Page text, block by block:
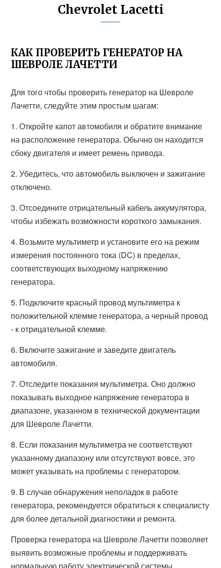
Chevrolet Lacetti
КАК ПРОВЕРИТЬ ГЕНЕРАТОР НА
ШЕВРОЛЕ ЛАЧЕТТИ
Для того чтобы проверить генератор на Шевроле
Лачетти, следуйте этим простым шагам:
1. Откройте капот автомобиля и обратите внимание
на расположение генератора. Обычно он находится
сбоку двигателя и имеет ремень привода.
2. Убедитесь, что автомобиль выключен и зажигание
отключено.
3. Отсоедините отрицательный кабель аккумулятора,
чтобы избежать возможности короткого замыкания.
4. Возьмите мультиметр и установите его на режим
измерения постоянного тока (DC) в пределах,
соответствующих выходному напряжению
генератора.
5. Подключите красный провод мультиметра к
положительной клемме генератора, а черный провод
- к отрицательной клемме.
6. Включите зажигание и заведите двигатель
автомобиля.
7. Отследите показания мультиметра. Оно должно
показывать выходное напряжение генератора в
диапазоне, указанном в технической документации
для Шевроле Лачетти.
8. Если показания мультиметра не соответствуют
указанному диапазону или отсутствуют вовсе, это
может указывать на проблемы с генератором.
9. В случае обнаружения неполадок в работе
генератора, рекомендуется обратиться к специалисту
для более детальной диагностики и ремонта.
Проверка генератора на Шевроле Лачетти позволяет
выявить возможные проблемы и поддерживать